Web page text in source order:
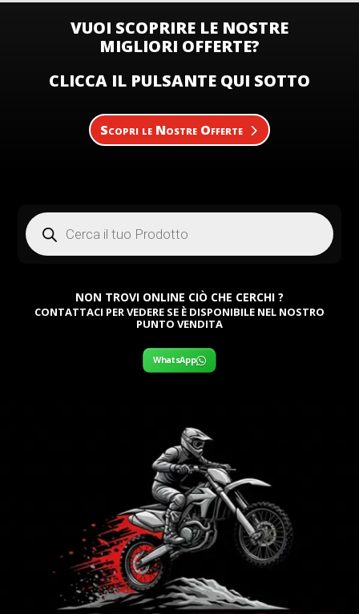
59,00 €. 39,00 €. 59,00 €. 39,00 €. 59,00 €. 39,00
VUOI SCOPRIRE LE NOSTRE
MIGLIORI OFFERTE?
CLICCA IL PULSANTE QUI SOTTO
Scopri le Nostre Offerte
Products
search
NON TROVI ONLINE CIÒ CHE CERCHI ?
CONTATTACI PER VEDERE SE È DISPONIBILE NEL NOSTRO
PUNTO VENDITA
WhatsApp